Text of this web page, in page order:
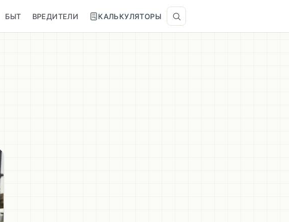
БЫТ ВРЕДИТЕЛИ КАЛЬКУЛЯТОРЫ